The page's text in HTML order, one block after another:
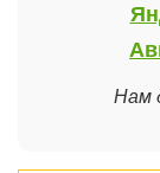
Нам